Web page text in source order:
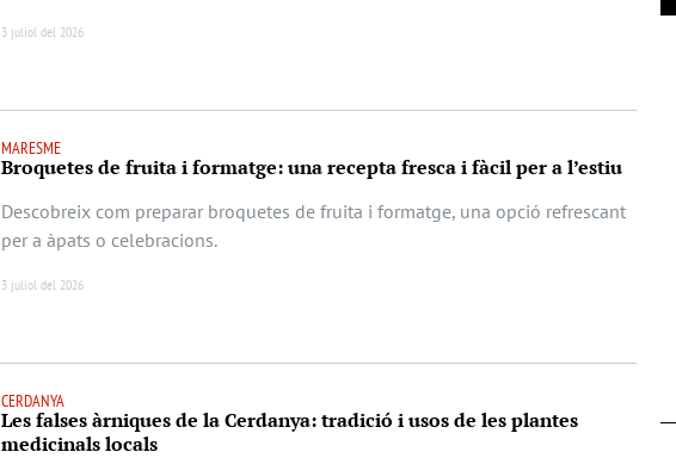
3 juliol del 2026
MARESME
Broquetes de fruita i formatge: una recepta fresca i fàcil per a l’estiu
Descobreix com preparar broquetes de fruita i formatge, una opció refrescant
per a àpats o celebracions.
3 juliol del 2026
CERDANYA
Les falses àrniques de la Cerdanya: tradició i usos de les plantes
medicinals locals